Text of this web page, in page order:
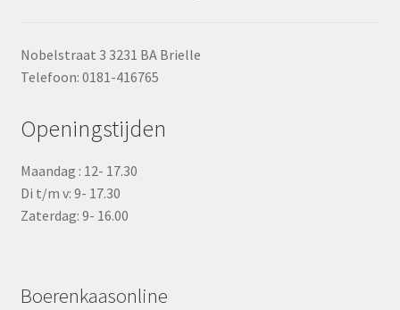
Nobelstraat 3 3231 BA Brielle
Telefoon: 0181-416765
Openingstijden
Maandag : 12- 17.30
Di t/m v: 9- 17.30
Zaterdag: 9- 16.00
Boerenkaasonline